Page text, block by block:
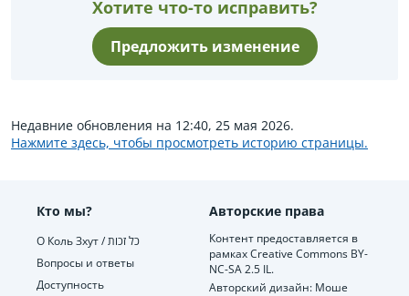
Хотите что-то исправить?
Предложить изменение
Недавние обновления на 12:40, 25 мая 2026.
Нажмите здесь, чтобы просмотреть историю страницы.
Кто мы?
О Коль Зхут / כל זכות
Вопросы и ответы
Доступность
Авторские права
Контент предоставляется в
рамках Creative Commons BY-
NC-SA 2.5 IL.
Авторский дизайн: Моше